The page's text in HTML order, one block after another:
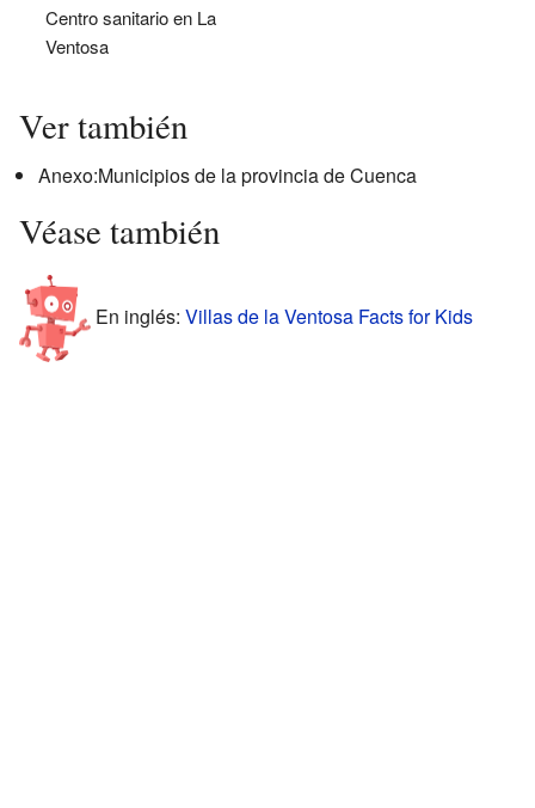
Centro sanitario en La
Ventosa
Ver también
Anexo:Municipios de la provincia de Cuenca
Véase también
En inglés: Villas de la Ventosa Facts for Kids